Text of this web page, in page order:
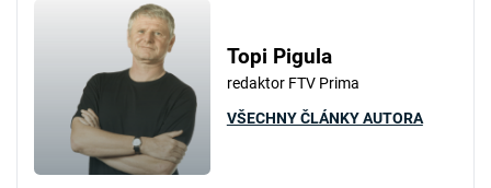
Topi Pigula
redaktor FTV Prima
VŠECHNY ČLÁNKY AUTORA